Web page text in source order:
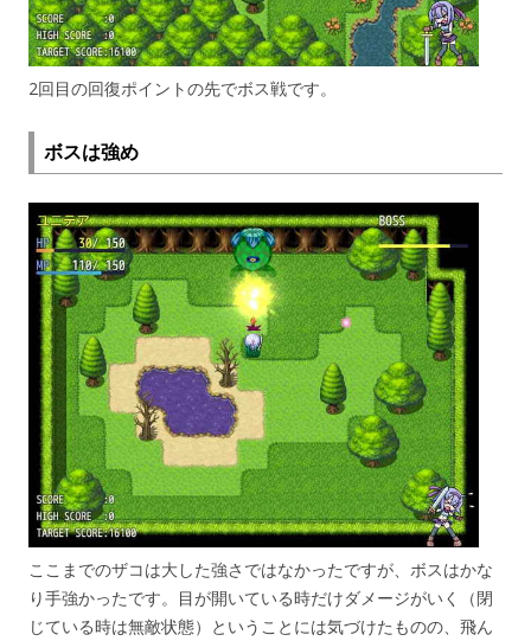
2回目の回復ポイントの先でボス戦です。
ボスは強め
ここまでのザコは大した強さではなかったですが、ボスはかな
り手強かったです。目が開いている時だけダメージがいく（閉
じている時は無敵状態）ということには気づけたものの、飛ん